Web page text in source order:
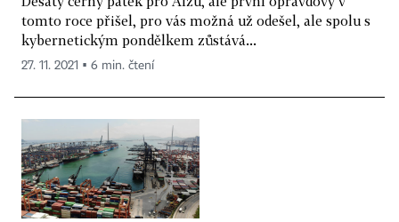
tomto roce přišel, pro vás možná už odešel, ale spolu s
kybernetickým pondělkem zůstává...
27. 11. 2021 ▪ 6 min. čtení